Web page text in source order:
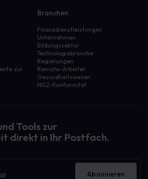
zur
Branchen
Finanzdienstleistungen
Unternehmen
Bildungssektor
Technologiebranche
Regierungen
Remote-Arbeiter
Gesundheitswesen
NIS2-Konformität
Tools zur
direkt in Ihr Postfach.
Abonnieren